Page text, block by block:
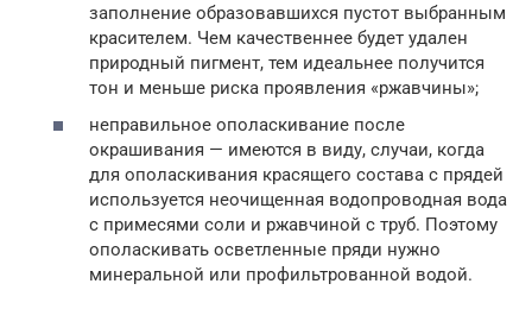
заполнение образовавшихся пустот выбранным
красителем. Чем качественнее будет удален
природный пигмент, тем идеальнее получится
тон и меньше риска проявления «ржавчины»;
неправильное ополаскивание после
окрашивания — имеются в виду, случаи, когда
для ополаскивания красящего состава с прядей
используется неочищенная водопроводная вода
с примесями соли и ржавчиной с труб. Поэтому
ополаскивать осветленные пряди нужно
минеральной или профильтрованной водой.